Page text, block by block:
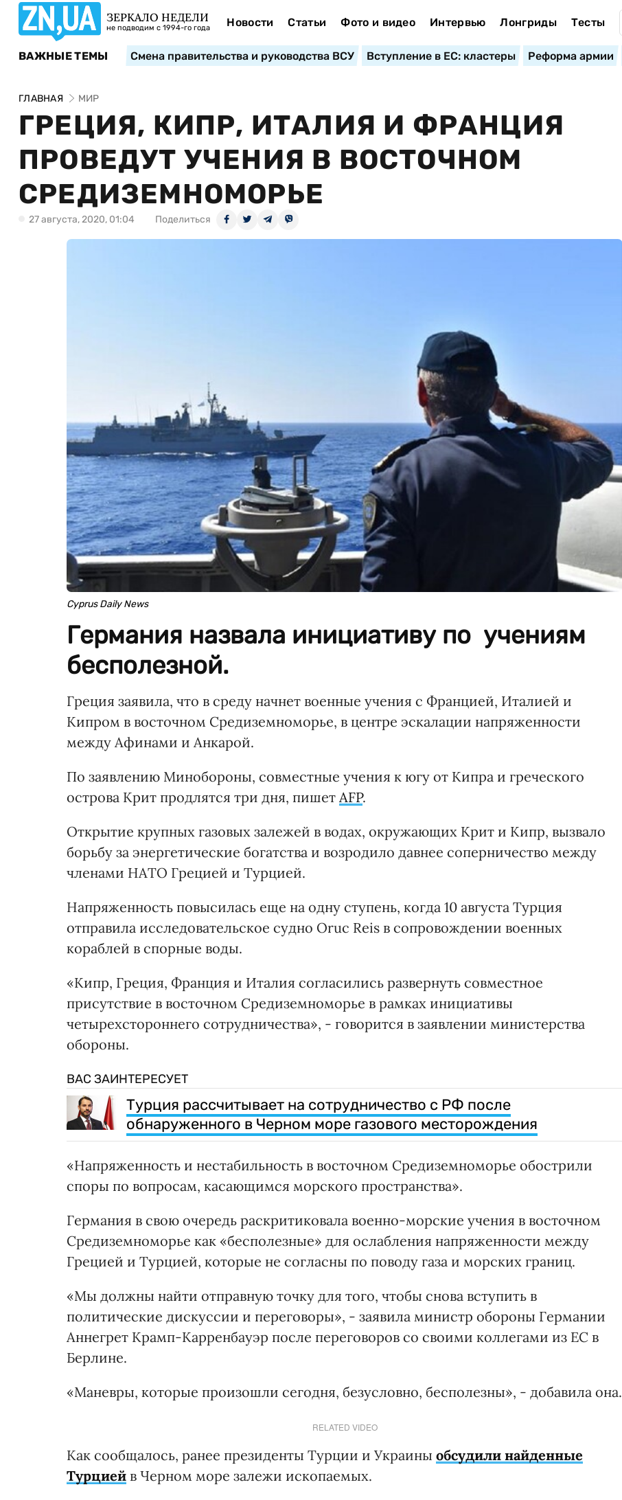
ЗЕРКАЛО НЕДЕЛИ
не подводим с 1994-го года Новости Статьи Фото и видео Интервью Лонгриды Тесты
ВАЖНЫЕ ТЕМЫ Смена правительства и руководства ВСУ Вступление в ЕС: кластеры Реформа армии
ГЛАВНАЯ МИР
ГРЕЦИЯ, КИПР, ИТАЛИЯ И ФРАНЦИЯ
ПРОВЕДУТ УЧЕНИЯ В ВОСТОЧНОМ
СРЕДИЗЕМНОМОРЬЕ
27 августа, 2020, 01:04 Поделиться
Cyprus Daily News
Германия назвала инициативу по учениям
бесполезной.
Греция заявила, что в среду начнет военные учения с Францией, Италией и
Кипром в восточном Средиземноморье, в центре эскалации напряженности
между Афинами и Анкарой.
По заявлению Минобороны, совместные учения к югу от Кипра и греческого
острова Крит продлятся три дня, пишет AFP.
Открытие крупных газовых залежей в водах, окружающих Крит и Кипр, вызвало
борьбу за энергетические богатства и возродило давнее соперничество между
членами НАТО Грецией и Турцией.
Напряженность повысилась еще на одну ступень, когда 10 августа Турция
отправила исследовательское судно Oruc Reis в сопровождении военных
кораблей в спорные воды.
«Кипр, Греция, Франция и Италия согласились развернуть совместное
присутствие в восточном Средиземноморье в рамках инициативы
четырехстороннего сотрудничества», - говорится в заявлении министерства
обороны.
ВАС ЗАИНТЕРЕСУЕТ
Турция рассчитывает на сотрудничество с РФ после
обнаруженного в Черном море газового месторождения
«Напряженность и нестабильность в восточном Средиземноморье обострили
споры по вопросам, касающимся морского пространства».
Германия в свою очередь раскритиковала военно-морские учения в восточном
Средиземноморье как «бесполезные» для ослабления напряженности между
Грецией и Турцией, которые не согласны по поводу газа и морских границ.
«Мы должны найти отправную точку для того, чтобы снова вступить в
политические дискуссии и переговоры», - заявила министр обороны Германии
Аннегрет Крамп-Карренбауэр после переговоров со своими коллегами из ЕС в
Берлине.
«Маневры, которые произошли сегодня, безусловно, бесполезны», - добавила она.
RELATED VIDEO
Как сообщалось, ранее президенты Турции и Украины обсудили найденные
Турцией в Черном море залежи ископаемых.